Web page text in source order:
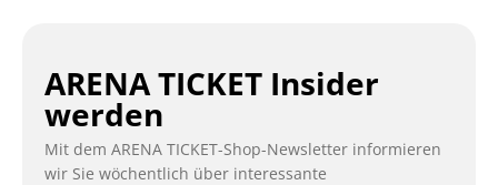
ARENA TICKET Insider
werden
Mit dem ARENA TICKET-Shop-Newsletter informieren
wir Sie wöchentlich über interessante